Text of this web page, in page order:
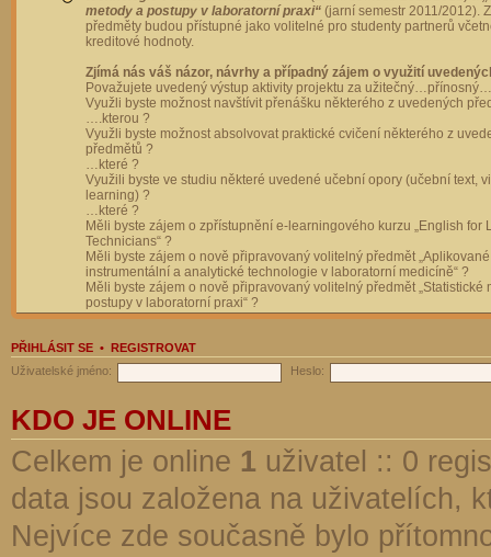
metody a postupy v laboratorní praxi“ (jarní semestr 2011/2012).
předměty budou přístupné jako volitelné pro studenty partnerů
kreditové hodnoty.
Zjímá nás váš názor, návrhy a případný zájem o využití
Považujete uvedený výstup aktivity projektu za
Využli byste možnost navštívit přenášku některého z uvedených
….kterou ?
Využli byste možnost absolvovat praktické cvičení některého z
předmětů ?
…které ?
Využili byste ve studiu některé uvedené učební opory (učební text,
learning) ?
…které ?
Měli byste zájem o zpřístupnění e-learningového kurzu „English for
Technicians“ ?
Měli byste zájem o nově připravovaný volitelný předmět „Aplikované
instrumentální a analytické technologie v laboratorní medicíně“ ?
Měli byste zájem o nově připravovaný volitelný předmět „Statistické
postupy v laboratorní praxi“ ?
PŘIHLÁSIT SE • REGISTROVAT
Uživatelské jméno:
Heslo:
KDO JE ONLINE
Celkem je online 1 uživatel :: 0
data jsou založena na uživatelích,
Nejvíce zde současně bylo